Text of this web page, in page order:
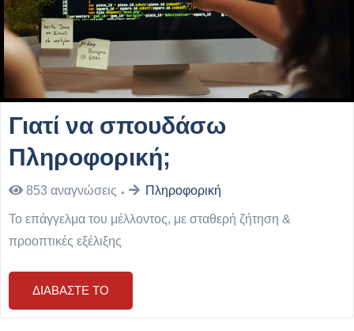
Γιατί να σπουδάσω
Πληροφορική;
853 αναγνώσεις Πληροφορική
Το επάγγελμα του μέλλοντος, με σταθερή ζήτηση &
προοπτικές εξέλιξης
ΔΙΑΒΆΣΤΕ ΤΟ